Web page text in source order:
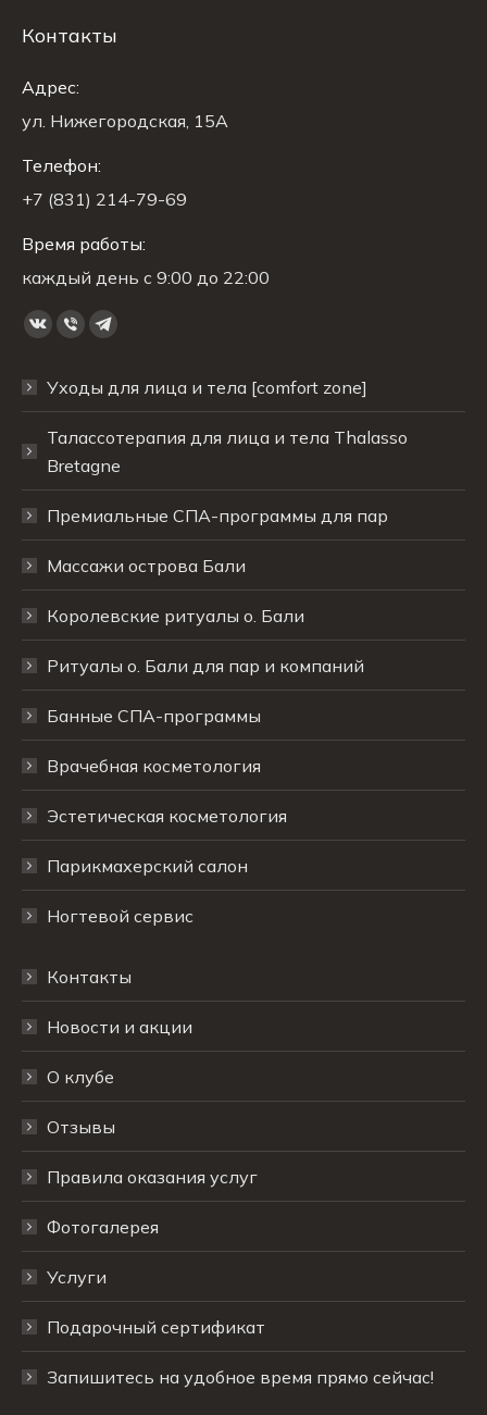
Контакты
Адрес:
ул. Нижегородская, 15A
Телефон:
+7 (831) 214-79-69
Время работы:
каждый день с 9:00 до 22:00
Ищите нас:
Страница
открывается
новом
окне
Страница
открывается
новом
окне
Страница
открывается
новом
окне
Уходы для лица и тела [comfort zone]
Талассотерапия для лица и тела Thalasso
Bretagne
Премиальные СПА-программы для пар
Массажи острова Бали
Королевские ритуалы о. Бали
Ритуалы о. Бали для пар и компаний
Банные СПА-программы
Врачебная косметология
Эстетическая косметология
Парикмахерский салон
Ногтевой сервис
Контакты
Новости и акции
О клубе
Отзывы
Правила оказания услуг
Фотогалерея
Услуги
Подарочный сертификат
Запишитесь на удобное время прямо сейчас!